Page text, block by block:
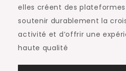
elles créent des
soutenir durablement la
activité et d’offrir une
haute qualité